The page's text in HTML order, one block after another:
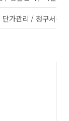
단가관리 / 청구서관